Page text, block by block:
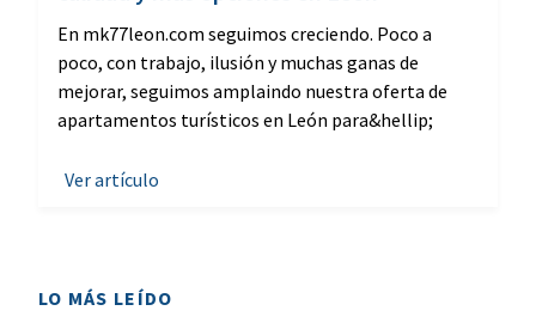
En mk77leon.com seguimos creciendo. Poco a
poco, con trabajo, ilusión y muchas ganas de
mejorar, seguimos amplaindo nuestra oferta de
apartamentos turísticos en León para&hellip;
Ver artículo
LO MÁS LEÍDO